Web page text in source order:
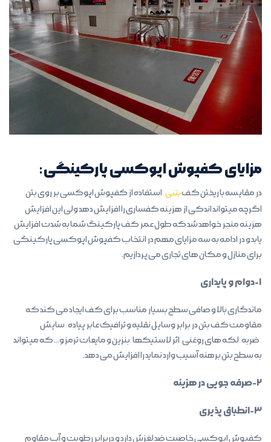
مزایای کفپوش اپوکسی پارکینگی:
در مقایسه با ریختن کفبتنی, استفاده از کفپوش اپوکسی بر روی بتن
اگرچه میتواند اندکی از هزینه کفساری را افزایش دهد ولی این افزایش
هزینه منجر خواهد شد که طول عمر کف پارکینگ شما به شدت افزایش
یابد و در ادامه به سه مزایای مهم در انتخاب کفپوش اپوکسی پارکینگی
برای منازل و مکان های تجاری می پردازیم.
ماندگاری بالا و صافی سطح بسیار مناسب برای کف ایجاد می کند که
مقاومت کف بتن در برابر وسایل نقلیه و ترافیک عابر پیاده, سایش
,ضربه,لکه های روغنی,اثر لاستیکها,بنزین و مایعات ترمز و… که میتواند
به سطح بتن برهنه آسیب وارد نماید را افزایش می دهد.
۳-انطباق پذیری
کفپوش اپوکسی خاصیت ضد لغزش دارد و دربرابر رطوبت و آب مقاوم